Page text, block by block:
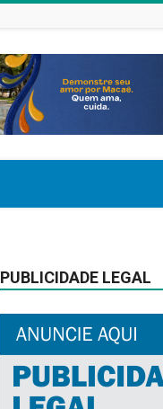
PUBLICIDADE LEGAL